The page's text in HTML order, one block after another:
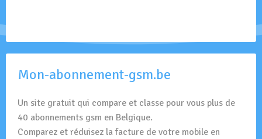
Mon-abonnement-gsm.be
Un site gratuit qui compare et classe pour vous plus de
40 abonnements gsm en Belgique.
Comparez et réduisez la facture de votre mobile en